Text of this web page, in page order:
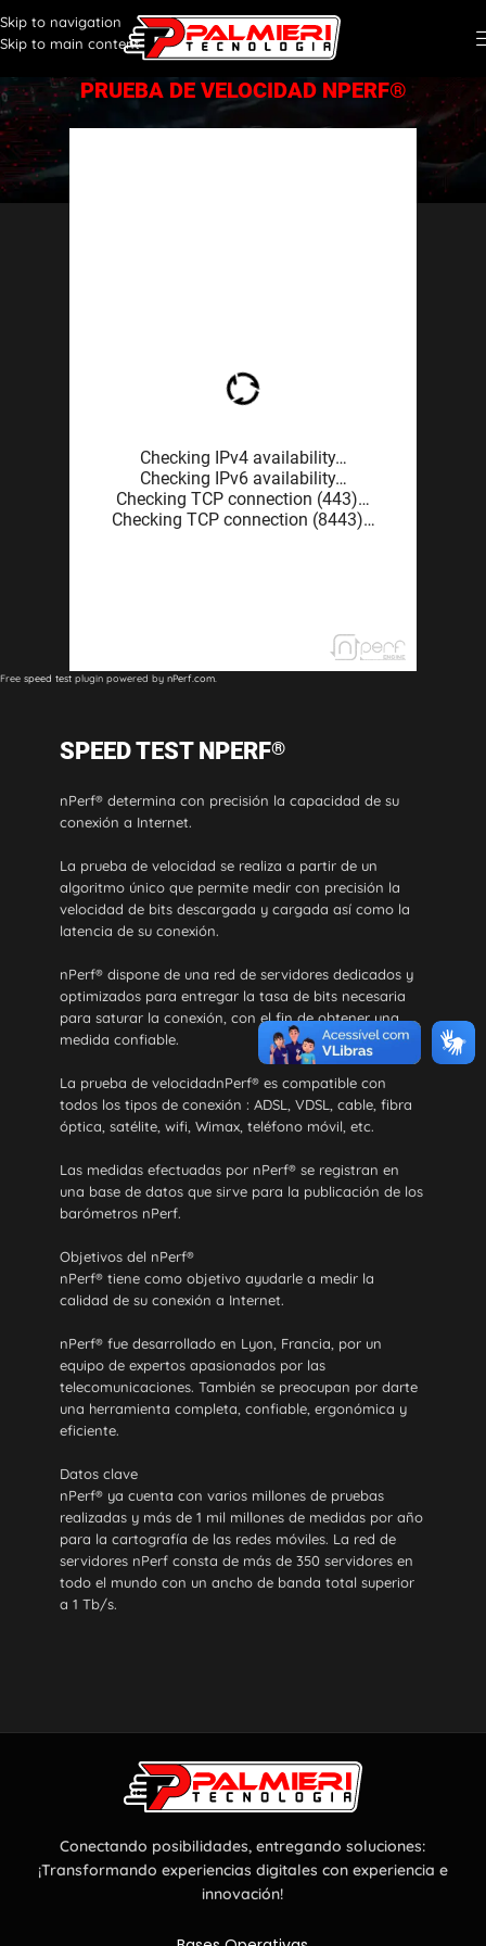
Skip to navigation
Skip to main content
PRUEBA DE VELOCIDAD NPERF®
Free speed test plugin powered by nPerf.com
SPEED TEST NPERF®
nPerf® determina con precisión la capacidad de su
conexión a Internet.
La prueba de velocidad se realiza a partir de un
algoritmo único que permite medir con precisión la
velocidad de bits descargada y cargada así como la
latencia de su conexión.
nPerf® dispone de una red de servidores dedicados y
optimizados para entregar la tasa de bits necesaria
para saturar la conexión, con el fin de obtener una
medida confiable.
La prueba de velocidadnPerf® es compatible con
todos los tipos de conexión : ADSL, VDSL, cable, fibra
óptica, satélite, wifi, Wimax, teléfono móvil, etc.
Las medidas efectuadas por nPerf® se registran en
una base de datos que sirve para la publicación de los
barómetros nPerf.
Objetivos del nPerf®
nPerf® tiene como objetivo ayudarle a medir la
calidad de su conexión a Internet.
nPerf® fue desarrollado en Lyon, Francia, por un
equipo de expertos apasionados por las
telecomunicaciones. También se preocupan por darte
una herramienta completa, confiable, ergonómica y
eficiente.
Datos clave
nPerf® ya cuenta con varios millones de pruebas
realizadas y más de 1 mil millones de medidas por año
para la cartografía de las redes móviles. La red de
servidores nPerf consta de más de 350 servidores en
todo el mundo con un ancho de banda total superior
a 1 Tb/s.
Conectando posibilidades, entregando soluciones:
¡Transformando experiencias digitales con experiencia e
innovación!